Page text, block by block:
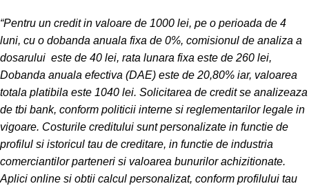
“Pentru un credit in valoare de 1000 lei, pe o perioada de 4
luni, cu o dobanda anuala fixa de 0%, comisionul de analiza a
dosarului este de 40 lei, rata lunara fixa este de 260 lei,
Dobanda anuala efectiva (DAE) este de 20,80% iar, valoarea
totala platibila este 1040 lei. Solicitarea de credit se analizeaza
de tbi bank, conform politicii interne si reglementarilor legale in
vigoare. Costurile creditului sunt personalizate in functie de
profilul si istoricul tau de creditare, in functie de industria
comerciantilor parteneri si valoarea bunurilor achizitionate.
Aplici online si obtii calcul personalizat, conform profilului tau